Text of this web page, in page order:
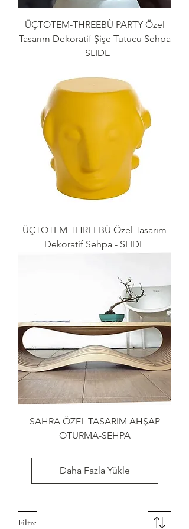
ÜÇTOTEM-THREEBÙ PARTY Özel
Tasarım Dekoratif Şişe Tutucu Sehpa
- SLIDE
ÜÇTOTEM-THREEBÙ Özel Tasarım
Dekoratif Sehpa - SLIDE
SAHRA ÖZEL TASARIM AHŞAP
OTURMA-SEHPA
Daha Fazla Yükle
Filtre